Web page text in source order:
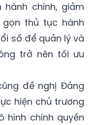
chính, giảm
thủ tục hành
số để quản lý và
trở nên tối ưu
đề nghị Đảng
hiện chủ trương
hình chính quyền